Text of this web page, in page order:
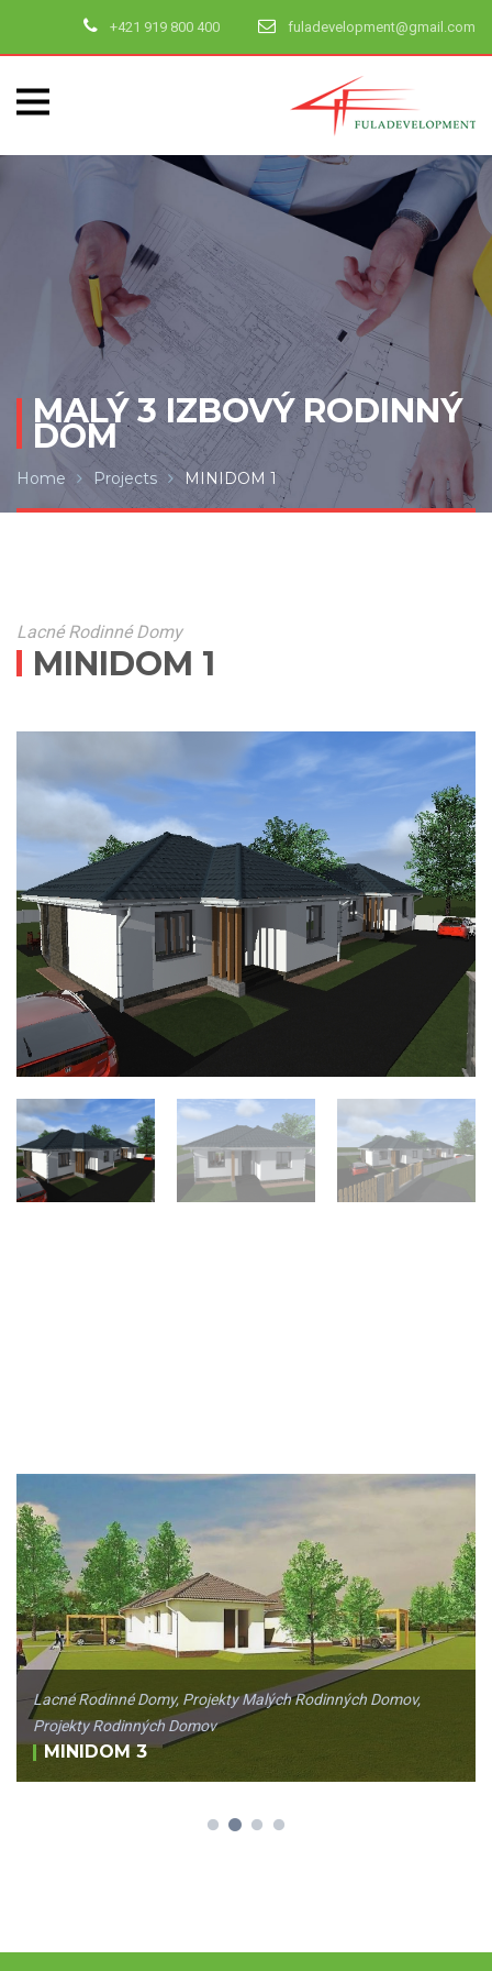
+421 919 800 400 fuladevelopment@gmail.com
MALÝ 3 IZBOVÝ RODINNÝ
DOM
Home Projects MINIDOM 1
Lacné Rodinné Domy
MINIDOM 1
Lacné Rodinné Domy, Projekty Malých Rodinných Domov,
Projekty Rodinných Domov
MINIDOM 3